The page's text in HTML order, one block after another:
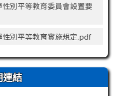
別平等教育委員會設置要
別平等教育實施規定.pdf
連結